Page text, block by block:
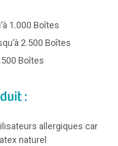
1.000 Boîtes
2.500 Boîtes
Boîtes
:
allergiques car
naturel